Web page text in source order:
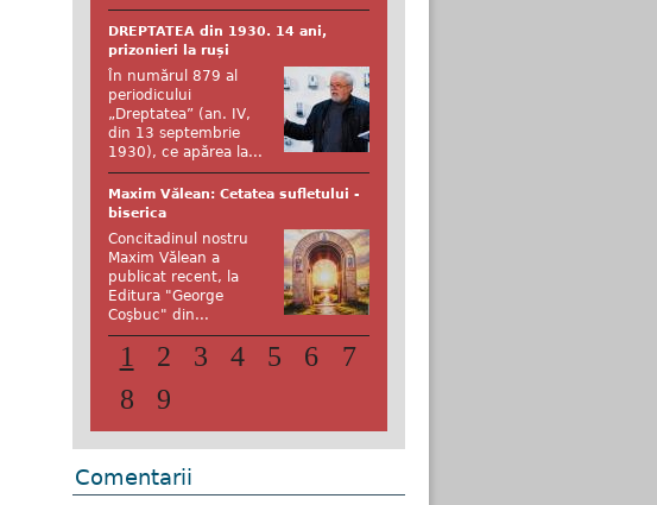
DREPTATEA din 1930. 14 ani,
prizonieri la ruși
În numărul 879 al
periodicului
„Dreptatea” (an. IV,
din 13 septembrie
1930), ce apărea la...
Maxim Vălean: Cetatea sufletului -
biserica
Concitadinul nostru
Maxim Vălean a
publicat recent, la
Editura "George
Coşbuc" din...
1 2 3 4 5 6
7
8
9
Comentarii